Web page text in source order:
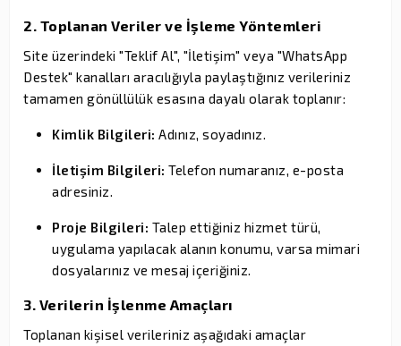
2. Toplanan Veriler ve İşleme Yöntemleri
Site üzerindeki "Teklif Al", "İletişim" veya "WhatsApp
Destek" kanalları aracılığıyla paylaştığınız verileriniz
tamamen gönüllülük esasına dayalı olarak toplanır:
Kimlik Bilgileri: Adınız, soyadınız.
İletişim Bilgileri: Telefon numaranız, e-posta
adresiniz.
Proje Bilgileri: Talep ettiğiniz hizmet türü,
uygulama yapılacak alanın konumu, varsa mimari
dosyalarınız ve mesaj içeriğiniz.
3. Verilerin İşlenme Amaçları
Toplanan kişisel verileriniz aşağıdaki amaçlar